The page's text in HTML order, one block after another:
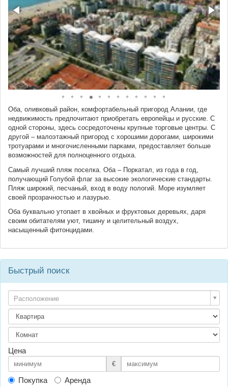
Оба, оливковый район, комфортабельный пригород Алании, где
недвижимость предпочитают приобретать европейцы и русские. С
одной стороны, здесь сосредоточены крупные торговые центры. С
другой – малоэтажный пригород с хорошими дорогами, широкими
тротуарами и многочисленными парками, предоставляет больше
возможностей для полноценного отдыха.
Самый лучший пляж поселка. Оба – Поркатал, из года в год,
получающий Голубой флаг за высокие экологические стандарты.
Пляж широкий, песчаный, вход в воду пологий. Море изумляет
своей прозрачностью и лазурью.
Оба буквально утопает в хвойных и фруктовых деревьях, даря
своим обитателям уют, тишину и целительный воздух,
насыщенный фитонцидами.
Быстрый поиск
Расположение
Цена
€
Покупка
Аренда